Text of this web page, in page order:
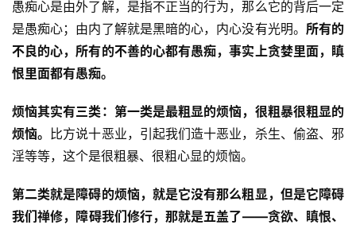
愚痴心是由外了解，是指不正当的行为，那么它的背后一定
是愚痴心；由内了解就是黑暗的心，内心没有光明。 所有的
不良的心，所有的不善的心都有愚痴，事实上贪婪里面，瞋
恨里面都有愚痴。
烦恼其实有三类： 第一类是最粗显的烦恼，很粗暴很粗显的
烦恼。
比方说十恶业，引起我们造十恶业，杀生、偷盗、邪
淫等等，这个是很粗暴、很粗心显的烦恼。
第二类就是障碍的烦恼，就是它没有那么粗显，但是它障碍
我们禅修，障碍我们修行，那就是五盖了——贪欲、瞋恨、